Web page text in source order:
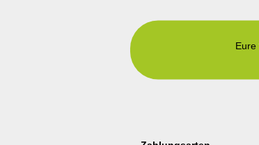
Eure